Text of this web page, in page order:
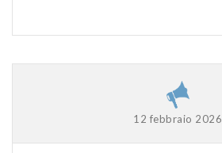
12 febbraio 2026